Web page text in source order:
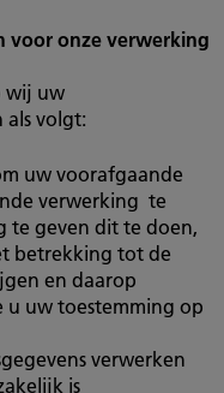
voor onze verwerking
wij uw
als volgt:
uw voorafgaande
verwerking te
te geven dit te doen,
betrekking tot de
en daarop
uw toestemming op
verwerken
is